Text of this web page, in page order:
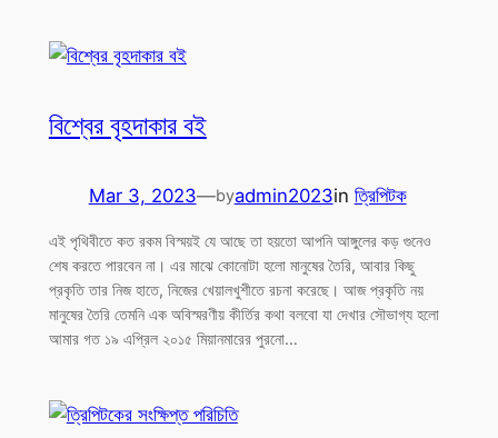
বিশ্বের বৃহদাকার বই
Mar 3, 2023—byadmin2023in ত্রিপিটক
এই পৃথিবীতে কত রকম বিস্ময়ই যে আছে তা হয়তো আপনি আঙ্গুলের কড় গুনেও
শেষ করতে পারবেন না। এর মাঝে কোনোটা হলো মানুষের তৈরি, আবার কিছু
প্রকৃতি তার নিজ হাতে, নিজের খেয়ালখুশীতে রচনা করেছে। আজ প্রকৃতি নয়
মানুষের তৈরি তেমনি এক অবিস্মরণীয় কীর্তির কথা বলবো যা দেখার সৌভাগ্য হলো
আমার গত ১৯ এপ্রিল ২০১৫ মিয়ানমারের পুরনো…